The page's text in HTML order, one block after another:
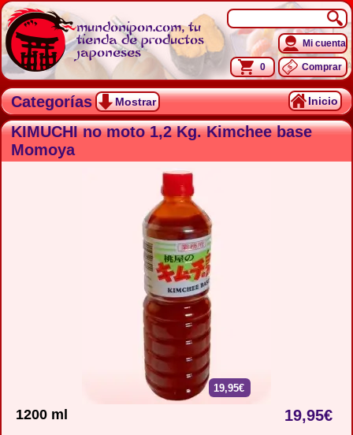
mundonipon.com, tu
tienda de productos
japoneses
Mi cuenta
0 Comprar
Categorías Mostrar Inicio
KIMUCHI no moto 1,2 Kg. Kimchee base
Momoya
19,95€
1200 ml 19,95€